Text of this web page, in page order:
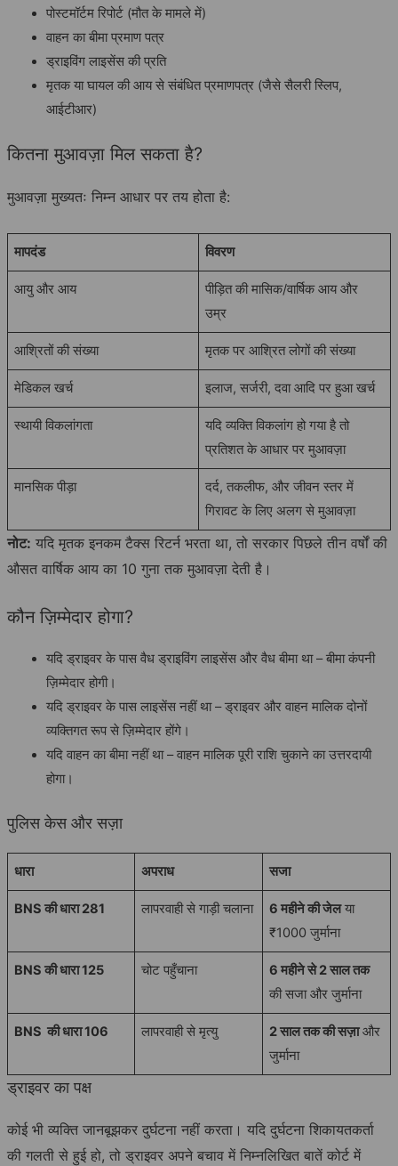
पोस्टमॉर्टम रिपोर्ट (मौत के मामले में)
वाहन का बीमा प्रमाण पत्र
ड्राइविंग लाइसेंस की प्रति
मृतक या घायल की आय से संबंधित प्रमाणपत्र (जैसे सैलरी स्लिप,
आईटीआर)
कितना मुआवज़ा मिल सकता है?
मुआवज़ा मुख्यतः निम्न आधार पर तय होता है:
मापदंड विवरण
आयु और आय
पीड़ित की मासिक/वार्षिक आय और
उम्र
आश्रितों की संख्या मृतक पर आश्रित लोगों की संख्या
मेडिकल खर्च इलाज, सर्जरी, दवा आदि पर हुआ खर्च
स्थायी विकलांगता
यदि व्यक्ति विकलांग हो गया है तो
प्रतिशत के आधार पर मुआवज़ा
मानसिक पीड़ा
दर्द, तकलीफ, और जीवन स्तर में
गिरावट के लिए अलग से मुआवज़ा
नोट: यदि मृतक इनकम टैक्स रिटर्न भरता था, तो सरकार पिछले तीन वर्षों की
औसत वार्षिक आय का 10 गुना तक मुआवज़ा देती है।
कौन ज़िम्मेदार होगा?
यदि ड्राइवर के पास वैध ड्राइविंग लाइसेंस और वैध बीमा था – बीमा कंपनी
ज़िम्मेदार होगी।
यदि ड्राइवर के पास लाइसेंस नहीं था – ड्राइवर और वाहन मालिक दोनों
व्यक्तिगत रूप से ज़िम्मेदार होंगे।
यदि वाहन का बीमा नहीं था – वाहन मालिक पूरी राशि चुकाने का उत्तरदायी
होगा।
पुलिस केस और सज़ा
धारा अपराध सजा
BNS की धारा 281 लापरवाही से गाड़ी चलाना 6 महीने की जेलया
₹1000 जुर्माना
BNS की धारा 125 चोट पहुँचाना
6 महीने से 2 साल तक
की सजा और जुर्माना
BNS की धारा 106 लापरवाही से मृत्यु 2 साल तक की सज़ाऔर
जुर्माना
ड्राइवर का पक्ष
कोई भी व्यक्ति जानबूझकर दुर्घटना नहीं करता। यदि दुर्घटना शिकायतकर्ता
की गलती से हुई हो, तो ड्राइवर अपने बचाव में निम्नलिखित बातें कोर्ट में